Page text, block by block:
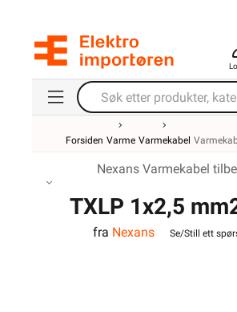
Forsiden Varme Varmekabel
Nexans Varmekabel
TXLP 1x2,5
Tilledning
fra Nexans Se/Still ett